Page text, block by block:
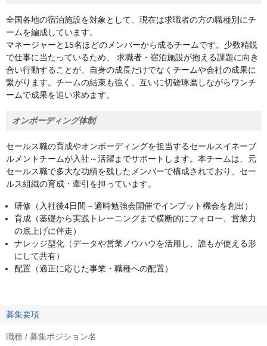
全国各地の宿泊施設を対象として、現在は求職者の方の職種別にチ
ームを編成しています。
マネージャーと15名ほどのメンバーから成るチームです。少数精鋭
で仕事に当たっているため、 求職者・宿泊施設が抱える課題に向き
合い行動することが、自身の成長だけでなくチームや会社の成果に
繋がります。チームの結束も強く、互いに切磋琢磨しながらワンチ
ームで成果を追い求めます。
オンボーディング体制
セールス職の育成やオンボーディングを担当するセールスイネーブ
ルメントチームが入社～活躍までサポートします。本チームは、元
セールス職で多大な功績を残したメンバーで構成されており、セー
ルス組織の育成・牽引を担っています。
研修（入社後4日間～適時勉強会開催でインプット機会を創出）
育成（基礎から実践トレーニングまで横断的にフォロー、営業力
の底上げに伴走）
ナレッジ型化（データや営業ノウハウを活用し、誰もが使える形
にして共有）
配置（適正に応じた事業・職種への配置）
募集要項
職種 / 募集ポジション名